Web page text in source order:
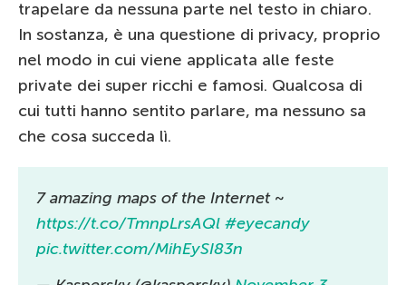
trapelare da nessuna parte nel testo in chiaro.
In sostanza, è una questione di privacy, proprio
nel modo in cui viene applicata alle feste
private dei super ricchi e famosi. Qualcosa di
cui tutti hanno sentito parlare, ma nessuno sa
che cosa succeda lì.
7 amazing maps of the Internet ~
https://t.co/TmnpLrsAQl #eyecandy
pic.twitter.com/MihEySI83n